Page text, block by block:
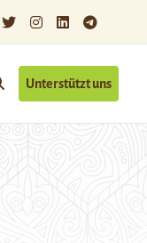
Unterstützt uns